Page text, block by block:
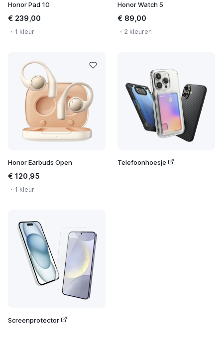
Honor Pad 10
€ 239,00
1 kleur
Honor Watch 5
€ 89,00
2 kleuren
Honor Earbuds Open
€ 120,95
1 kleur
Telefoonhoesje
Screenprotector